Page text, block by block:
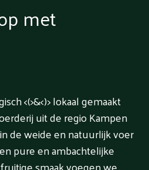
met
<(>&<)> lokaal gemaakt
uit de regio Kampen
de weide en natuurlijk voer
pure en ambachtelijke